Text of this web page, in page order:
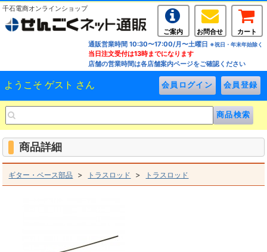
千石電商オンラインショップ
ご案内 お問合せ
カート
通販営業時間 10:30〜17:00/月〜土曜日 ※祝日・年末年始除く
当日注文受付は13時までになります
店舗の営業時間は各店舗案内ページをご確認ください
ようこそ ゲスト さん
商品詳細
ギター・ベース部品 > トラスロッド > トラスロッド